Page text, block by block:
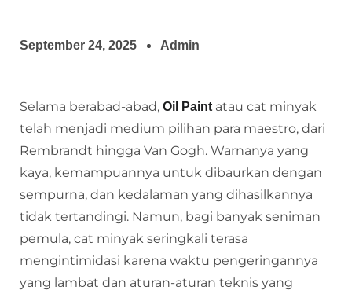
September 24, 2025 Admin
Selama berabad-abad, Oil Paintatau cat minyak
telah menjadi medium pilihan para maestro, dari
Rembrandt hingga Van Gogh. Warnanya yang
kaya, kemampuannya untuk dibaurkan dengan
sempurna, dan kedalaman yang dihasilkannya
tidak tertandingi. Namun, bagi banyak seniman
pemula, cat minyak seringkali terasa
mengintimidasi karena waktu pengeringannya
yang lambat dan aturan-aturan teknis yang